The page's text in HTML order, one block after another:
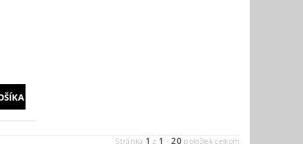
Stránka 1 z 1 -20 položiek celkom